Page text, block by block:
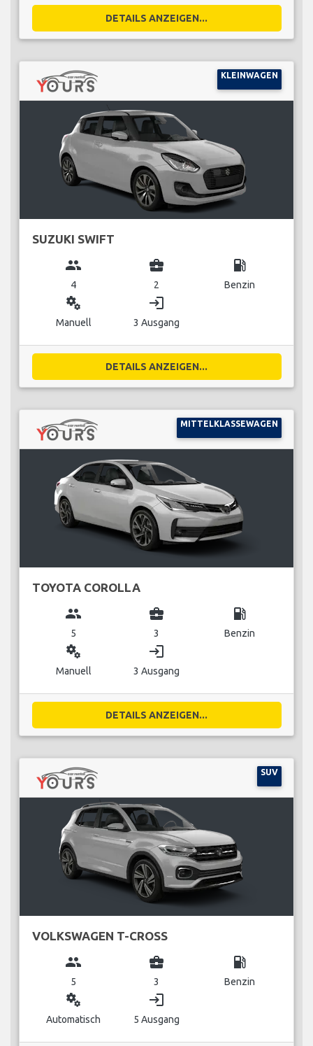
DETAILS ANZEIGEN...
KLEINWAGEN
SUZUKI SWIFT
group
4
business_center
2
local_gas_station
Benzin
miscellaneous_services
Manuell
login
3 Ausgang
DETAILS ANZEIGEN...
MITTELKLASSEWAGEN
TOYOTA COROLLA
group
5
business_center
3
local_gas_station
Benzin
miscellaneous_services
Manuell
login
3 Ausgang
DETAILS ANZEIGEN...
SUV
VOLKSWAGEN T-CROSS
group
5
business_center
3
local_gas_station
Benzin
miscellaneous_services
Automatisch
login
5 Ausgang